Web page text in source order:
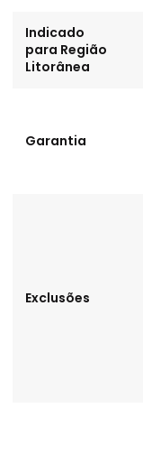
Indicado
para Região
Litorânea
Garantia
Exclusões